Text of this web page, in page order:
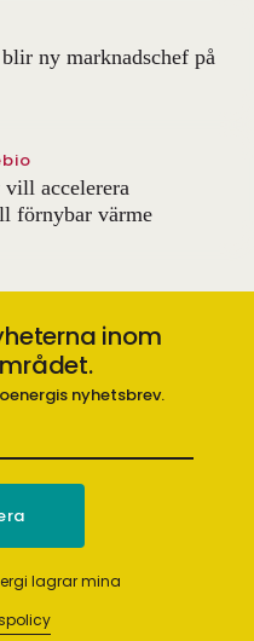
ny marknadschef på
accelerera
förnybar värme
inom
nyhetsbrev.
lagrar mina